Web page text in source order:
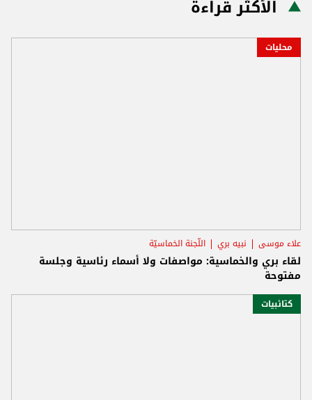
الأكثر قراءة
محليات
علاء موسى نبيه بري اللّجنة الخماسيّة
لقاء بري والخماسية: مواصفات ولا أسماء رئاسية وجلسة
مفتوحة
كتائبيات